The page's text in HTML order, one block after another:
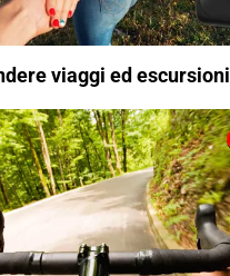
viaggi ed escursioni